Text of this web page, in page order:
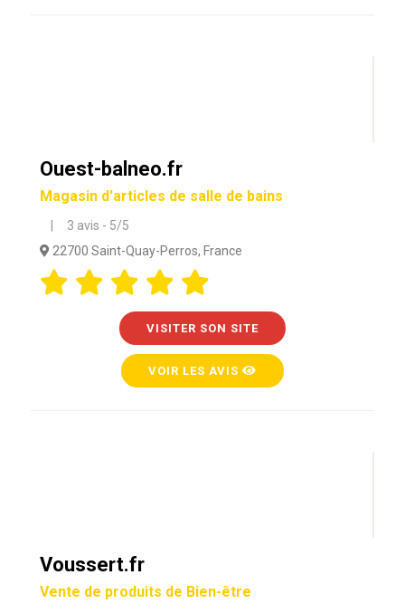
Ouest-balneo.fr
Magasin d'articles de salle de bains
| 3 avis - 5/5
22700 Saint-Quay-Perros, France
VISITER SON SITE
VOIR LES AVIS
Voussert.fr
Vente de produits de Bien-être